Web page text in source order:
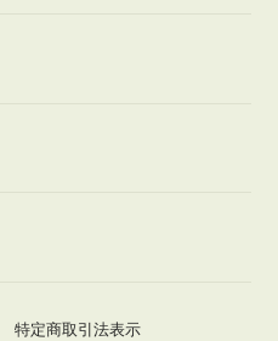
特定商取引法表示